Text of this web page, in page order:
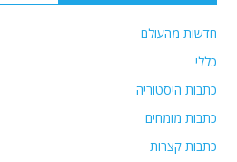
חדשות מהעולם
כללי
כתבות היסטוריה
כתבות מומחים
כתבות קצרות